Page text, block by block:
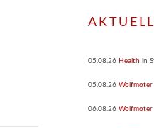
05.08.26 Health in
05.08.26Wolfmoter
06.08.26Wolfmoter